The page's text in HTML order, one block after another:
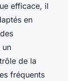
efficace, il
en
un
de la
fréquents